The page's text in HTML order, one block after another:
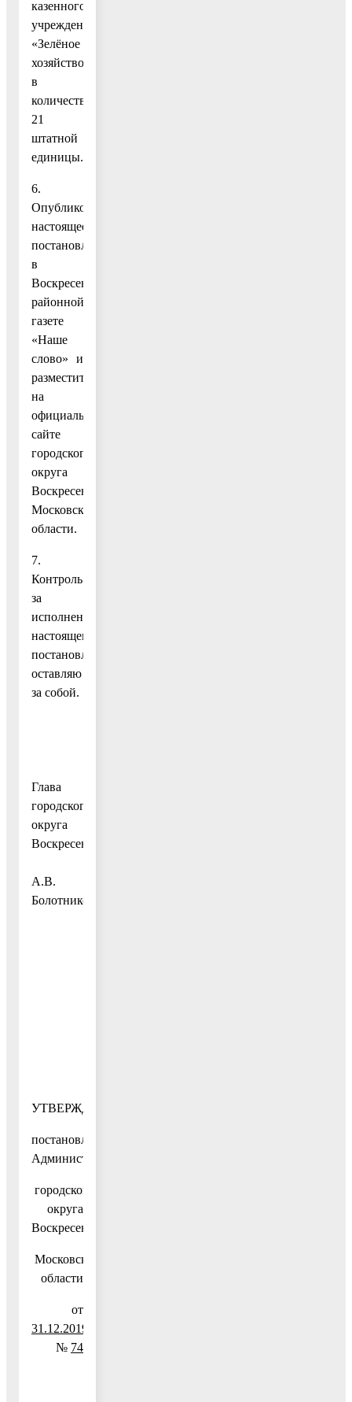
казенного
учреждения
«Зелёное
хозяйство»
в
количестве
21
штатной
единицы.
6.
Опубликовать
настоящее
постановление
в
Воскресенской
районной
газете
«Наше
слово» и
разместить
на
официальном
сайте
городского
округа
Воскресенск
Московской
области.
7.
Контроль
за
исполнением
настоящего
постановления
оставляю
за собой.
Глава
городского
округа
Воскресенск
А.В.
Болотников
УТВЕРЖДЕН
постановлением
Администрации
городского
округа
Воскресенск
Московской
области
от
31.12.2019
№ 74